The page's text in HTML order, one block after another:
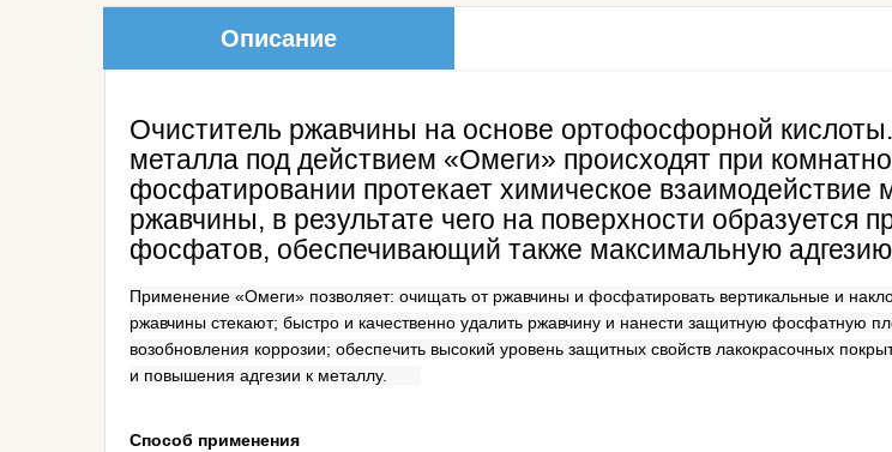
Описание
Очиститель ржавчины на основе ортофосфорной кислоты.
металла под действием «Омеги» происходят при
фосфатировании протекает химическое взаимодействие
ржавчины, в результате чего на поверхности
фосфатов, обеспечивающий также максимальную
Применение «Омеги» позволяет: очищать от ржавчины и фосфатировать вертикальные и
ржавчины стекают; быстро и качественно удалить ржавчину и нанести защитную фосфатную
возобновления коррозии; обеспечить высокий уровень защитных свойств лакокрасочных
и повышения адгезии к металлу.
Способ применения